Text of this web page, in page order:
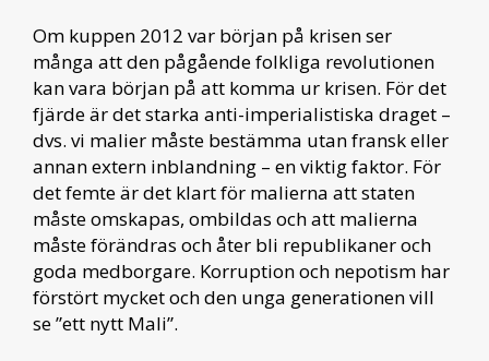
Om kuppen 2012 var början på krisen ser
många att den pågående folkliga revolutionen
kan vara början på att komma ur krisen. För det
fjärde är det starka anti-imperialistiska draget –
dvs. vi malier måste bestämma utan fransk eller
annan extern inblandning – en viktig faktor. För
det femte är det klart för malierna att staten
måste omskapas, ombildas och att malierna
måste förändras och åter bli republikaner och
goda medborgare. Korruption och nepotism har
förstört mycket och den unga generationen vill
se ”ett nytt Mali”.